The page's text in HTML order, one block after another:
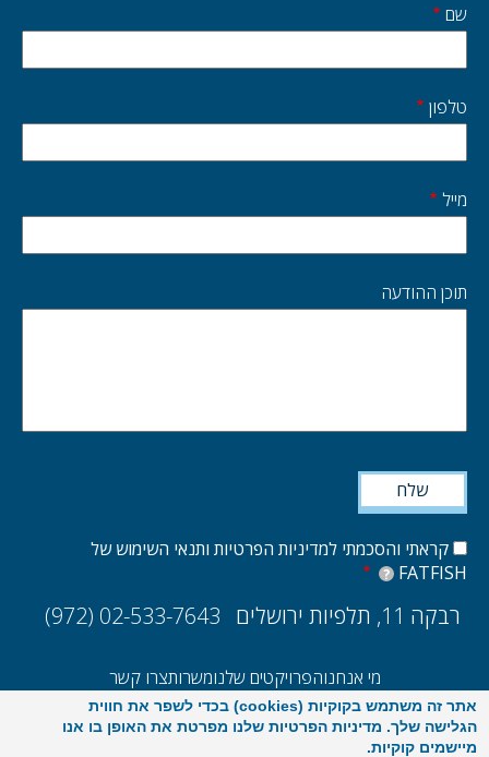
Start
side
שם
טלפון
מייל
תוכן ההודעה
קראתי והסכמתי למדיניות הפרטיות ותנאי השימוש של
FATFISH
?
רבקה 11, תלפיות ירושלים (972) 02-533-7643
מי אנחנוהפרויקטים שלנומשרותצרו קשר
UX/UIהקמת אתרים ואפליקציותE-commerceסקר ביצועים 2025
אתר זה משתמש בקוקיות (cookies) בכדי לשפר את חווית
הגלישה שלך. מדיניות הפרטיות שלנו מפרטת את האופן בו אנו
מיישמים קוקיות.